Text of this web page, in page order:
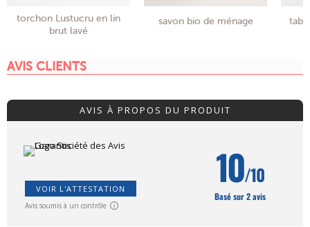
torchon Lustucru en lin
brut lavé
savon bio de ménage
AVIS CLIENTS
AVIS À PROPOS DU PRODUIT
VOIR L'ATTESTATION
Avis soumis à un contrôle
10/10
Basé sur 2 avis